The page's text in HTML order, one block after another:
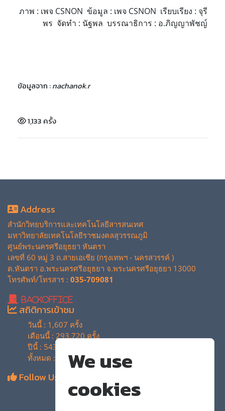
We use
cookies
ภาพ : เพจ CSNON ข้อมูล : เพจ CSNON เรียบเรียง : จุรี
พร จัดทำ : นัฐพล บรรณาธิการ : อ.ภิญญาพัชญ์
ข้อมูลจาก :nachanok.r
1,133 ครั้ง
Address
สำนักวิทยบริการและเทคโนโลยีสารสนเทศ
มหาวิทยาลัยเทคโนโลยีราชมงคลสุวรรณภูมิ
ศูนย์พระนครศรีอยุธยา หันตรา
เลขที่ 60 หมู่ 3 ถ.สายเอเซีย (กรุงเทพฯ - นครสวรรค์ )
ต.หันตรา อ.พระนครศรีอยุธยา จ.พระนครศรีอยุธยา 13000
โทรศัพท์/โทรสาร : 035-709081
BackOffice
สถิติการเข้าชม
วันนี้ : 1,607 ครั้ง
เดือนนี้ : 293,720 ครั้ง
ปีนี้ : 543,896 ครั้ง
ทั้งหมด : 4,134,846 ครั้ง
Follow Us